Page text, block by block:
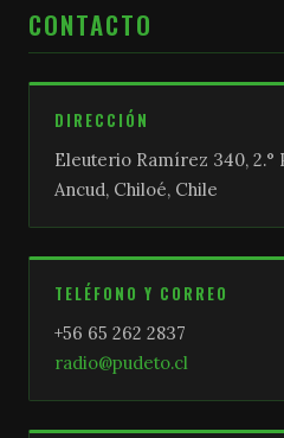
CONTACTO
DIRECCIÓN
Eleuterio Ramírez 340, 2.°
Ancud, Chiloé, Chile
TELÉFONO Y CORREO
+56 65 262 2837
radio@pudeto.cl